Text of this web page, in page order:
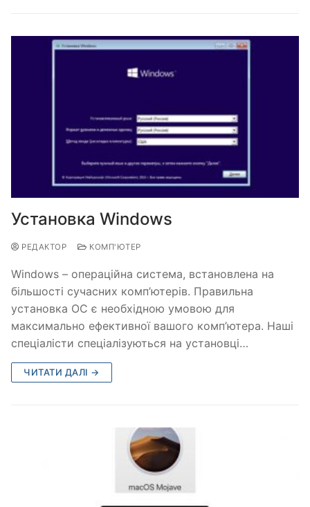
Установка Windows
РЕДАКТОР КОМП'ЮТЕР
Windows – операційна система, встановлена ​​на
більшості сучасних комп’ютерів. Правильна
установка OC є необхідною умовою для
максимально ефективної вашого комп’ютера. Наші
спеціалісти спеціалізуються на установці…
ЧИТАТИ ДАЛІ →